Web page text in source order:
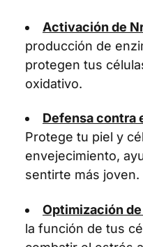
Activación de
producción de
protegen tus
oxidativo.
Defensa contra
Protege tu piel y
envejecimiento,
sentirte más joven.
Optimización
la función de tus